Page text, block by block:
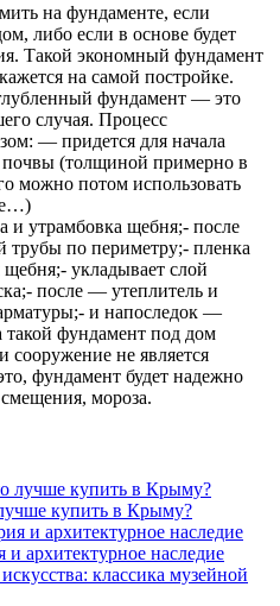
на фундаменте, если
либо если в основе будет
Такой экономный фундамент
на самой постройке.
фундамент — это
случая. Процесс
— придется для начала
почвы (толщиной примерно в
можно потом использовать
и утрамбовка щебня;- после
трубы по периметру;- пленка
укладывает слой
после — утеплитель и
и напоследок —
такой фундамент под дом
сооружение не является
фундамент будет надежно
мороза.
купить в Крыму?
архитектурное наследие